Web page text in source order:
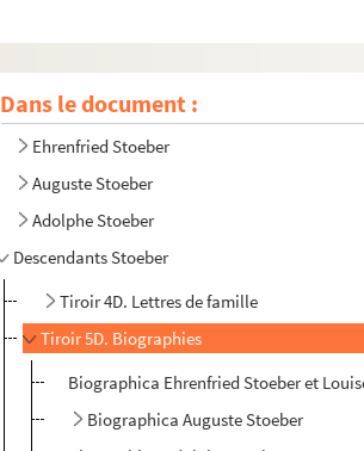
Dans le document :
Ehrenfried Stoeber
Auguste Stoeber
Adolphe Stoeber
Descendants Stoeber
Tiroir 4D. Lettres de famille
Tiroir 5D. Biographies
Biographica Ehrenfried Stoeber et
Biographica Auguste Stoeber